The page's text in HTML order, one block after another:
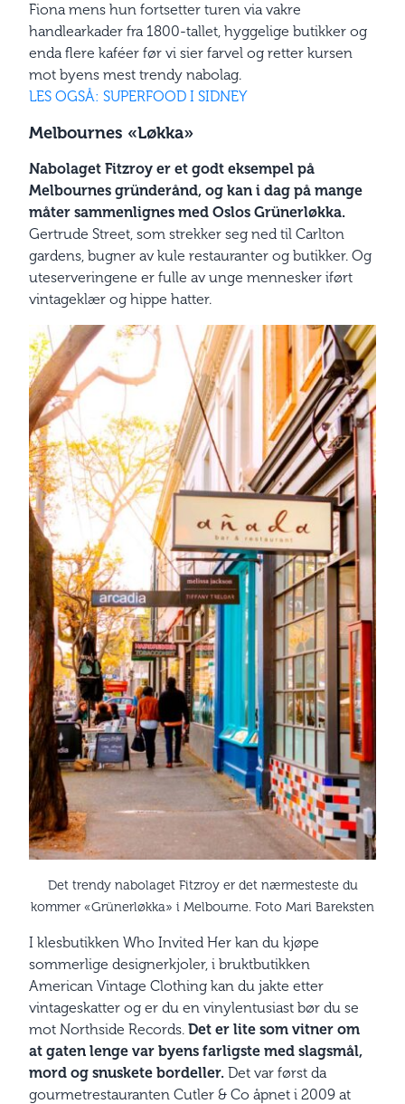
Fiona mens hun fortsetter turen via vakre
handlearkader fra 1800-tallet, hyggelige butikker og
enda flere kaféer før vi sier farvel og retter kursen
mot byens mest trendy nabolag.
LES OGSÅ: SUPERFOOD I SIDNEY
Melbournes «Løkka»
Nabolaget Fitzroy er et godt eksempel på
Melbournes gründerånd, og kan i dag på mange
måter sammenlignes med Oslos Grünerløkka.
Gertrude Street, som strekker seg ned til Carlton
gardens, bugner av kule restauranter og butikker. Og
uteserveringene er fulle av unge mennesker iført
vintageklær og hippe hatter.
Det trendy nabolaget Fitzroy er det nærmesteste du
kommer «Grünerløkka» i Melbourne. Foto Mari Bareksten
I klesbutikken Who Invited Her kan du kjøpe
sommerlige designerkjoler, i bruktbutikken
American Vintage Clothing kan du jakte etter
vintageskatter og er du en vinylentusiast bør du se
mot Northside Records. Det er lite som vitner om
at gaten lenge var byens farligste med slagsmål,
mord og snuskete bordeller. Det var først da
gourmetrestauranten Cutler & Co åpnet i 2009 at